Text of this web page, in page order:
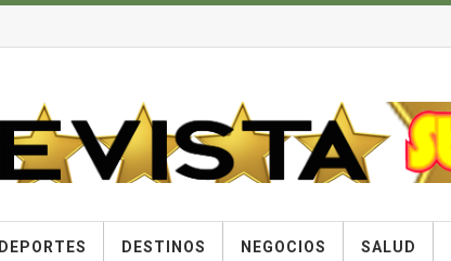
DEPORTES DESTINOS NEGOCIOS SALUD